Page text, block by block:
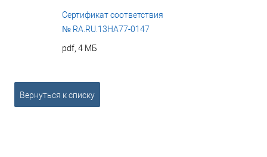
Сертификат соответствия
№ RA.RU.13HA77-0147
pdf, 4 МБ
Вернуться к списку